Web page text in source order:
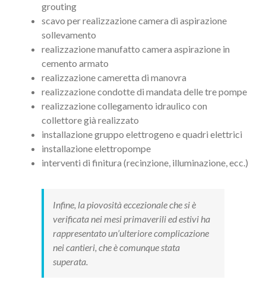
grouting
scavo per realizzazione camera di aspirazione
sollevamento
realizzazione manufatto camera aspirazione in
cemento armato
realizzazione cameretta di manovra
realizzazione condotte di mandata delle tre pompe
realizzazione collegamento idraulico con
collettore già realizzato
installazione gruppo elettrogeno e quadri elettrici
installazione elettropompe
interventi di finitura (recinzione, illuminazione, ecc.)
Infine, la piovosità eccezionale che si è
verificata nei mesi primaverili ed estivi ha
rappresentato un’ulteriore complicazione
nei cantieri, che è comunque stata
superata.